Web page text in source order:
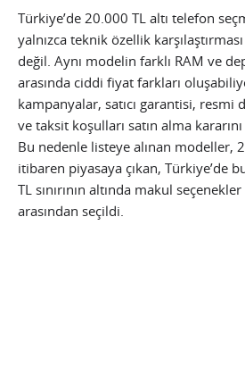
Türkiye’de 20.000 TL altı telefon
yalnızca teknik özellik
değil. Aynı modelin farklı RAM ve
arasında ciddi fiyat farkları
kampanyalar, satıcı garantisi, resmi
ve taksit koşulları satın alma
Bu nedenle listeye alınan modeller,
itibaren piyasaya çıkan, Türkiye’de
TL sınırının altında makul
arasından seçildi.